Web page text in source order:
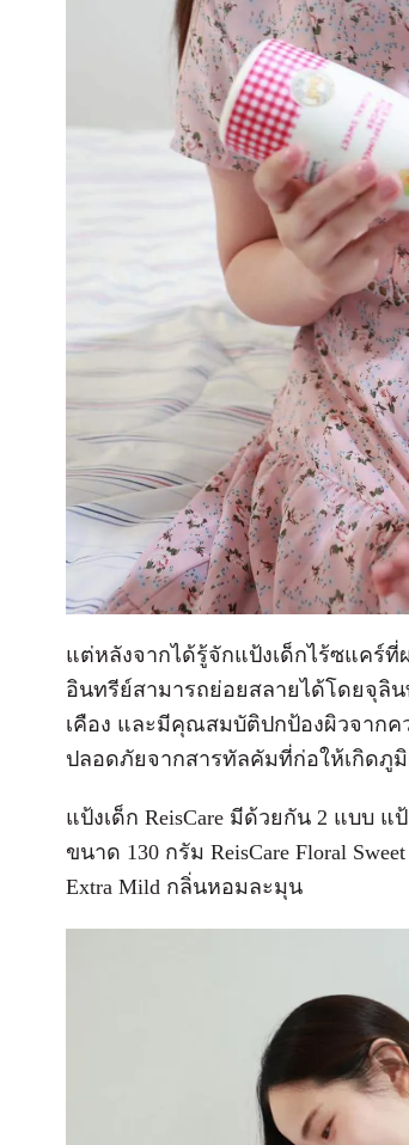
แต่หลังจากได้รู้จักแป้งเด็กไร้ซแคร์ที่
อินทรีย์สามารถย่อยสลายได้โดยจุลิ
เคือง และมีคุณสมบัติปกป้องผิวจากค
ปลอดภัยจากสารทัลคัมที่ก่อให้เกิดภู
แป้งเด็ก ReisCare มีด้วยกัน 2 แบบ
ขนาด 130 กรัม ReisCare Floral
Extra Mild กลิ่นหอมละมุน